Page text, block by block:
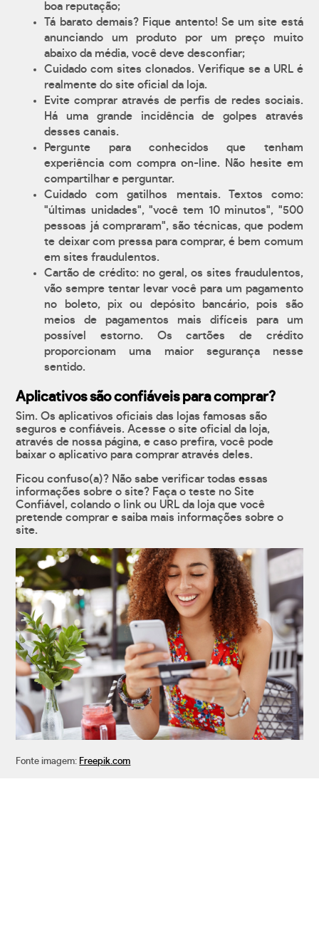
boa reputação;
Tá barato demais? Fique antento! Se um site está
anunciando um produto por um preço muito
abaixo da média, você deve desconfiar;
Cuidado com sites clonados. Verifique se a URL é
realmente do site oficial da loja.
Evite comprar através de perfis de redes sociais.
Há uma grande incidência de golpes através
desses canais.
Pergunte para conhecidos que tenham
experiência com compra on-line. Não hesite em
compartilhar e perguntar.
Cuidado com gatilhos mentais. Textos como:
"últimas unidades", "você tem 10 minutos", "500
pessoas já compraram", são técnicas, que podem
te deixar com pressa para comprar, é bem comum
em sites fraudulentos.
Cartão de crédito: no geral, os sites fraudulentos,
vão sempre tentar levar você para um pagamento
no boleto, pix ou depósito bancário, pois são
meios de pagamentos mais difíceis para um
possível estorno. Os cartões de crédito
proporcionam uma maior segurança nesse
sentido.
Aplicativos são confiáveis para comprar?
Sim. Os aplicativos oficiais das lojas famosas são
seguros e confiáveis. Acesse o site oficial da loja,
através de nossa página, e caso prefira, você pode
baixar o aplicativo para comprar através deles.
Ficou confuso(a)? Não sabe verificar todas essas
informações sobre o site? Faça o teste no Site
Confiável, colando o link ou URL da loja que você
pretende comprar e saiba mais informações sobre o
site.
Fonte imagem: Freepik.com